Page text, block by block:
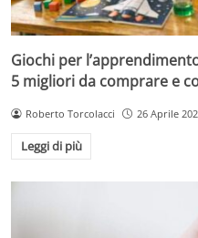
Giochi per
5 migliori da comprare e
Roberto Torcolacci 26 Aprile
Leggi di più